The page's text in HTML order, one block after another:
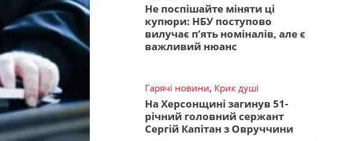
Не поспішайте міняти ці
купюри: НБУ поступово
вилучає п’ять номіналів, але є
важливий нюанс
Гарячі новини, Крик душі
На Херсонщині загинув 51-
річний головний сержант
Сергій Капітан з Овруччини